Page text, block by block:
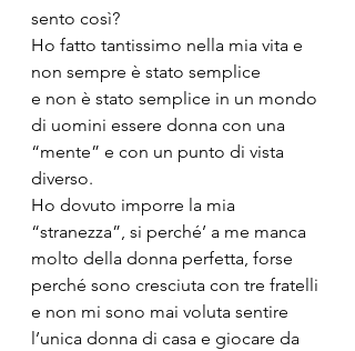
sento così?
Ho fatto tantissimo nella mia vita e
non sempre è stato semplice
e non è stato semplice in un mondo
di uomini essere donna con una
“mente” e con un punto di vista
diverso.
Ho dovuto imporre la mia
“stranezza”, si perché’ a me manca
molto della donna perfetta, forse
perché sono cresciuta con tre fratelli
e non mi sono mai voluta sentire
l’unica donna di casa e giocare da